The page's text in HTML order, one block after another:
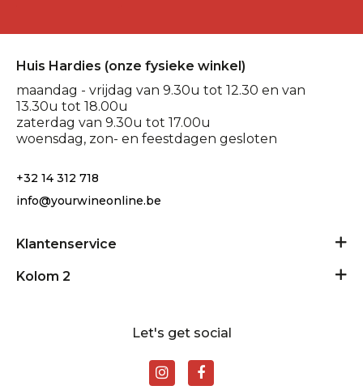
Huis Hardies (onze fysieke winkel)
maandag - vrijdag van 9.30u tot 12.30 en van
13.30u tot 18.00u
zaterdag van 9.30u tot 17.00u
woensdag, zon- en feestdagen gesloten
+32 14 312 718
info@yourwineonline.be
Klantenservice
Algemene voorwaarden
Kolom 2
Rondplein 11 - 2400 Mol
Let's get social